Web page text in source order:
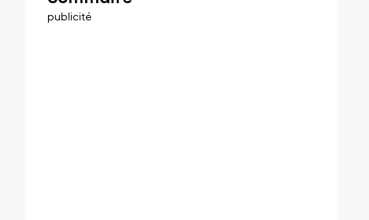
publicité